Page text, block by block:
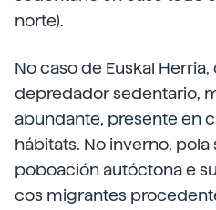
norte).
No caso de Euskal
depredador sedentario,
abundante, presente en
hábitats. No inverno, pola
poboación autóctona e
cos migrantes